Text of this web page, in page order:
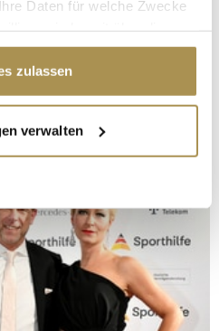
Daten für welche Zwecke
Klicken auf das Privacy
widerrufen
geografische Lage
einige Meter genau sein
(Fingerprinting) identifizieren
wie Ihre persönlichen Daten
Sie Ihre Präferenzen im
zulassen
verwalten